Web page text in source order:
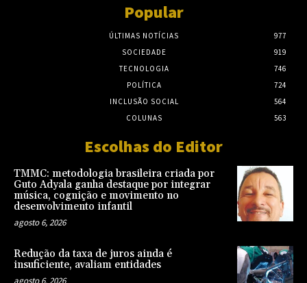
Popular
ÚLTIMAS NOTÍCIAS
977
SOCIEDADE
919
TECNOLOGIA
746
POLÍTICA
724
INCLUSÃO SOCIAL
564
COLUNAS
563
Escolhas do Editor
TMMC: metodologia brasileira criada por
Guto Adyala ganha destaque por integrar
música, cognição e movimento no
desenvolvimento infantil
agosto 6, 2026
Redução da taxa de juros ainda é
insuficiente, avaliam entidades
agosto 6, 2026